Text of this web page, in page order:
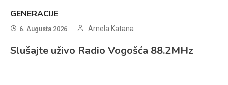
GENERACIJE
6. Augusta 2026. Arnela Katana
Slušajte uživo Radio Vogošća 88.2MHz